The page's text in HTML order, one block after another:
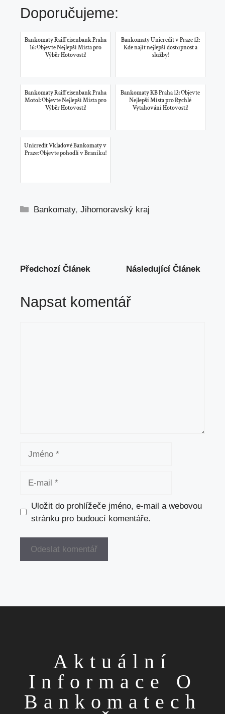
Doporučujeme:
Bankomaty Raiffeisenbank Praha
16: Objevte Nejlepší Místa pro
Výběr Hotovosti!
Bankomaty Unicredit v Praze 12:
Kde najít nejlepší dostupnost a
služby!
Bankomaty Raiffeisenbank Praha
Motol: Objevte Nejlepší Místa pro
Výběr Hotovosti!
Bankomaty KB Praha 12: Objevte
Nejlepší Místa pro Rychlé
Vytahování Hotovosti!
Unicredit Vkladové Bankomaty v
Praze: Objevte pohodlí v Braníku!
Rubriky
Bankomaty,Jihomoravský kraj
Předchozí Článek Následující Článek
Napsat komentář
Uložit do prohlížeče jméno, e-mail a webovou
stránku pro budoucí komentáře.
Aktuální
Informace O
Bankomatech